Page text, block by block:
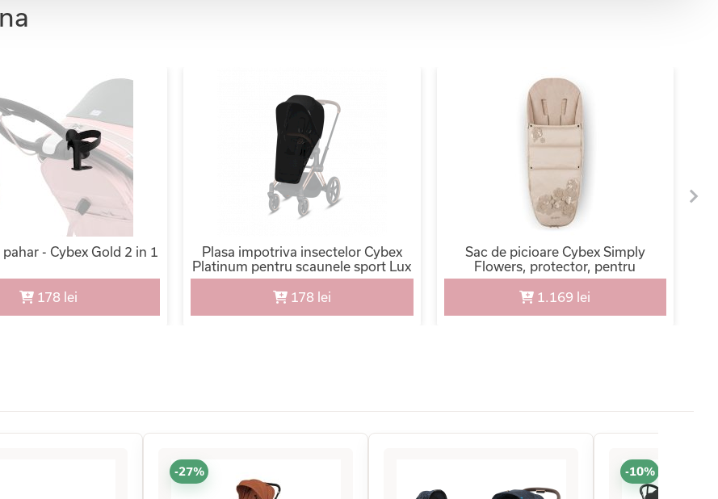
- Cybex Gold 2 in 1
178 lei
Plasa impotriva insectelor Cybex
Platinum pentru scaunele sport Lux
Priam si Mios
178 lei
Sac de picioare Cybex Simply
Flowers, protector, pentru
carucioarele Priam si Mios
1.169 lei
-27% -10%